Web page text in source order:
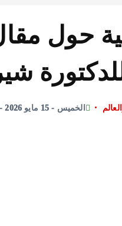
حول
الخميس - 15 مايو 2026 - 12:34 مساءً